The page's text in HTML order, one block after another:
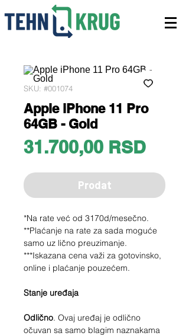
SKU: #001074
Apple iPhone 11 Pro
64GB - Gold
31.700,00 RSDPrice
Prodat
*Na rate već od 3170d/mesečno.
**Plaćanje na rate za sada moguće
samo uz lično preuzimanje.
***Iskazana cena važi za gotovinsko,
online i plaćanje pouzećem.
Stanje uređaja
Odlično. Ovaj uređaj je odlično
očuvan sa samo blagim naznakama